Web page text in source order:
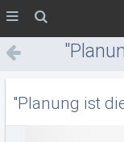
"Planung ist